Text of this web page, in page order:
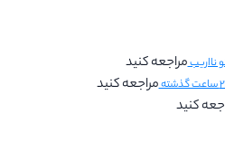
مراجعه کنید
مراجعه کنید
کنید